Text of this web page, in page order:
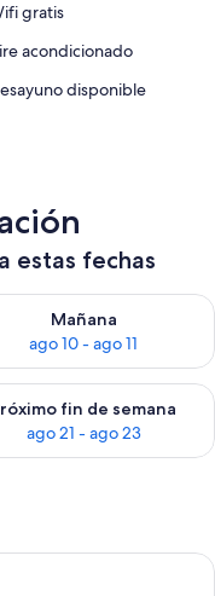
del alojamiento - Noche
gratis
acondicionado
disponible
estas fechas
ago 9 - ago 10
Mañana
ago 10 - ago 11
la disponibilidad
semana, ago 14 -
fin de semana
ago 21 - ago 23
la disponibilidad
de hotel con dos camas,